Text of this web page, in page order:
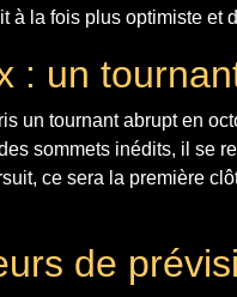
à la fois plus optimiste et
: un
un tournant abrupt en
sommets inédits, il se
ce sera la première
de